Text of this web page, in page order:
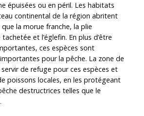
épuisées ou en péril. Les habitats
continental de la région abritent
la morue franche, la plie
et l’églefin. En plus d’être
ces espèces sont
pour la pêche. La zone de
de refuge pour ces espèces et
poissons locales, en les protégeant
destructrices telles que le